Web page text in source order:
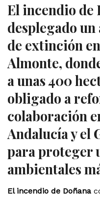
El incendio de
desplegado
de extinción
Almonte,
a unas 400
obligado a
colaboración
Andalucía y el
para proteger
ambientales
El incendio de Doñana